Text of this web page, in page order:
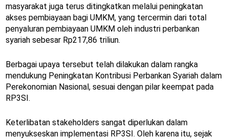
masyarakat juga terus ditingkatkan melalui peningkatan
akses pembiayaan bagi UMKM, yang tercermin dari total
penyaluran pembiayaan UMKM oleh industri perbankan
syariah sebesar Rp217,86 triliun.
Berbagai upaya tersebut telah dilakukan dalam rangka
mendukung Peningkatan Kontribusi Perbankan Syariah dalam
Perekonomian Nasional, sesuai dengan pilar keempat pada
RP3SI.
Keterlibatan stakeholders sangat diperlukan dalam
menyukseskan implementasi RP3SI. Oleh karena itu, sejak